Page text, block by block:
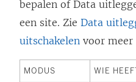
bepalen of Data
een site. Zie Data
uitschakelen voor
MODUS WIE